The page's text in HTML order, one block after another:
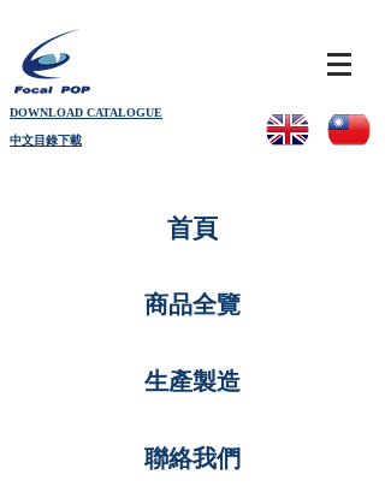
DOWNLOAD CATALOGUE
中文目錄下載
首頁
商品全覽
生產製造
聯絡我們